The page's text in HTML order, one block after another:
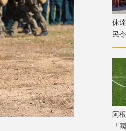
休
民
移
阿
「